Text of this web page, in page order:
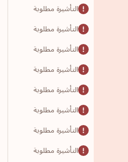
التأشيرة مطلوبة
التأشيرة مطلوبة
التأشيرة مطلوبة
التأشيرة مطلوبة
التأشيرة مطلوبة
التأشيرة مطلوبة
التأشيرة مطلوبة
التأشيرة مطلوبة